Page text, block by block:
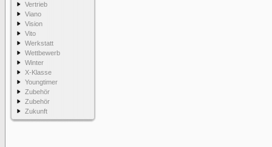
Vertrieb
Viano
Vision
Vito
Werkstatt
Wettbewerb
Winter
X-Klasse
Youngtimer
Zubehör
Zubehör
Zukunft